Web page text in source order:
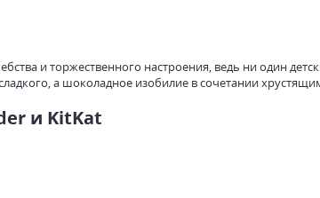
и торжественного настроения, ведь ни один
а шоколадное изобилие в сочетании
и KitKat